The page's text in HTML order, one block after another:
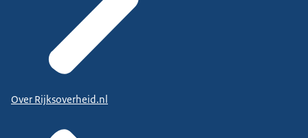
Over Rijksoverheid.nl